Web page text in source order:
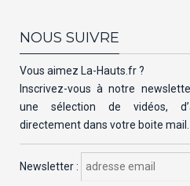
NOUS SUIVRE
Vous aimez La-Hauts.fr ?
Inscrivez-vous à notre
une sélection de vidéos,
directement dans votre boite mail.
Newsletter :